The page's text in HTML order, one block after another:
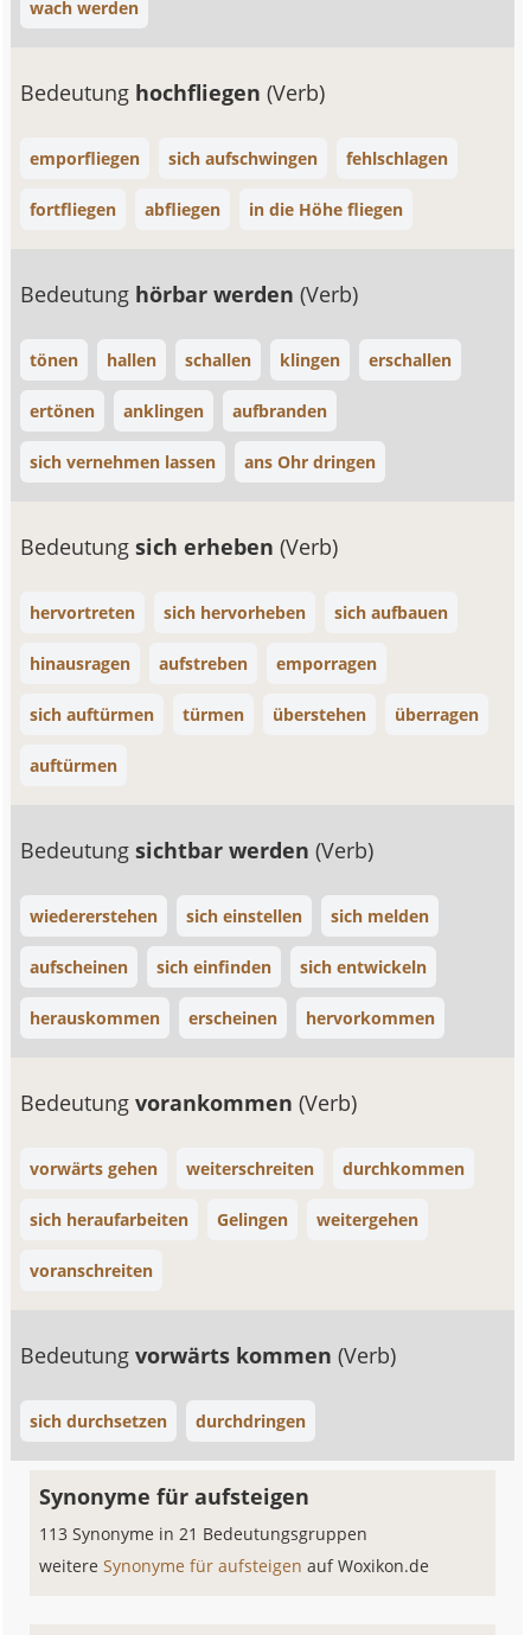
wach werden
Bedeutung hochfliegen(Verb)
emporfliegen sich aufschwingen fehlschlagen
fortfliegen abfliegen in die Höhe fliegen
Bedeutung hörbar werden(Verb)
tönen hallen schallen klingen erschallen
ertönen anklingen aufbranden
sich vernehmen lassen ans Ohr dringen
Bedeutungsich erheben(Verb)
hervortreten sich hervorheben sich aufbauen
hinausragen aufstreben emporragen
sich auftürmen türmen überstehen überragen
auftürmen
Bedeutungsichtbar werden(Verb)
wiedererstehen sich einstellen sich melden
aufscheinen sich einfinden sich entwickeln
herauskommen erscheinen hervorkommen
Bedeutungvorankommen(Verb)
vorwärts gehen weiterschreiten durchkommen
sich heraufarbeiten Gelingen weitergehen
voranschreiten
Bedeutungvorwärts kommen(Verb)
sich durchsetzen durchdringen
Synonyme für aufsteigen
113 Synonyme in 21 Bedeutungsgruppen
weitereSynonyme für aufsteigenauf Woxikon.de